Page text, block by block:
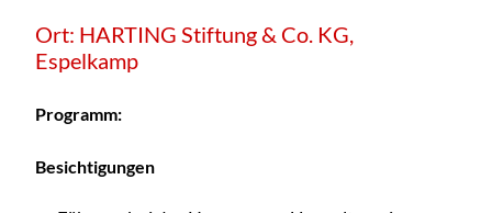
Ort: HARTING Stiftung & Co. KG,
Espelkamp
Programm:
Besichtigungen